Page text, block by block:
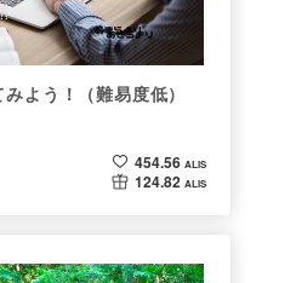
よう！（難易度低）
454.56 ALIS
124.82 ALIS